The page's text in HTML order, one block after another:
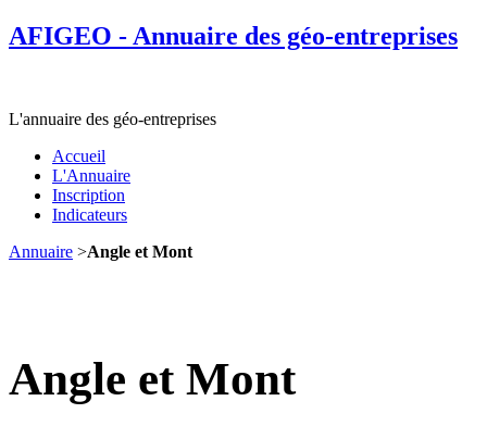
AFIGEO - Annuaire des géo-entreprises
L'annuaire des géo-entreprises
Accueil
L'Annuaire
Inscription
Indicateurs
Annuaire >Angle et Mont
Angle et Mont